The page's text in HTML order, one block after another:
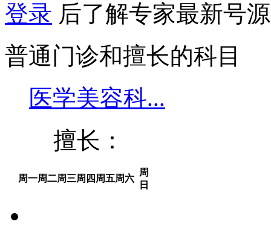
登录 后了解专家最新号
普通门诊和擅长的科目
医学美容科...
擅长：
周一周二周三周四 周五周六
周
日